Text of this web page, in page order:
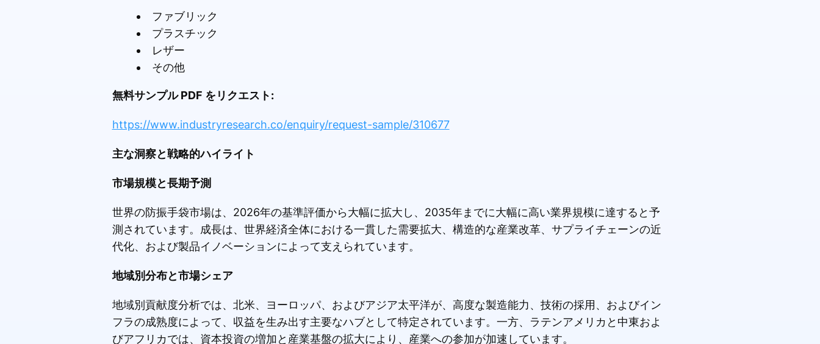
ファブリック
プラスチック
レザー
その他
無料サンプル PDF をリクエスト:
https://www.industryresearch.co/enquiry/request-sample/310677
主な洞察と戦略的ハイライト
市場規模と長期予測
世界の防振手袋市場は、2026年の基準評価から大幅に拡大し、2035年までに大幅に高い業界規模に達すると予
測されています。成長は、世界経済全体における一貫した需要拡大、構造的な産業改革、サプライチェーンの近
代化、および製品イノベーションによって支えられています。
地域別分布と市場シェア
地域別貢献度分析では、北米、ヨーロッパ、およびアジア太平洋が、高度な製造能力、技術の採用、およびイン
フラの成熟度によって、収益を生み出す主要なハブとして特定されています。一方、ラテンアメリカと中東およ
びアフリカでは、資本投資の増加と産業基盤の拡大により、産業への参加が加速しています。